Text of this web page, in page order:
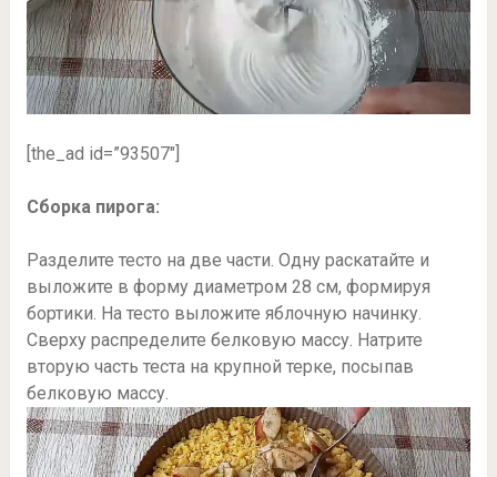
[the_ad id=”93507″]
Сборка пирога:
Разделите тесто на две части. Одну раскатайте и
выложите в форму диаметром 28 см, формируя
бортики. На тесто выложите яблочную начинку.
Сверху распределите белковую массу. Натрите
вторую часть теста на крупной терке, посыпав
белковую массу.